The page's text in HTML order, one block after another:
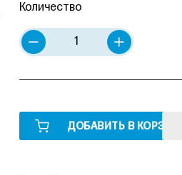
Количество
ДОБАВИТЬ В КОРЗИНУ